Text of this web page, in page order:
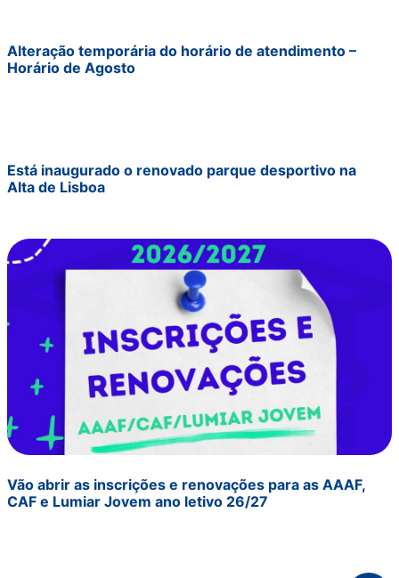
Alteração temporária do horário de atendimento –
Horário de Agosto
Está inaugurado o renovado parque desportivo na
Alta de Lisboa
Vão abrir as inscrições e renovações para as AAAF,
CAF e Lumiar Jovem ano letivo 26/27